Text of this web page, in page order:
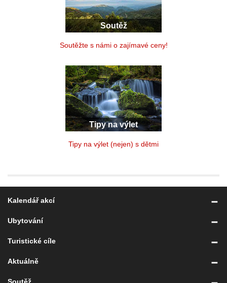
Soutěž
Soutěžte s námi o zajímavé ceny!
Tipy na výlet
Tipy na výlet (nejen) s dětmi
Kalendář akcí
Ubytování
Turistické cíle
Aktuálně